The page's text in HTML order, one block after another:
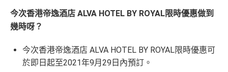
今次香港帝逸酒店 ALVA HOTEL BY ROYAL限時優惠做到
幾時呀？
今次香港帝逸酒店 ALVA HOTEL BY ROYAL限時優惠可
於即日起至2021年9月29日內預訂。